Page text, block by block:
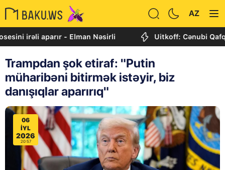
AZ
aparır - Elman Nəsirli Uitkoff: Cənubi Qafqaz
Trampdan şok etiraf: "Putin
müharibəni bitirmək istəyir, biz
danışıqlar aparırıq"
06
IYL
2026
20:57